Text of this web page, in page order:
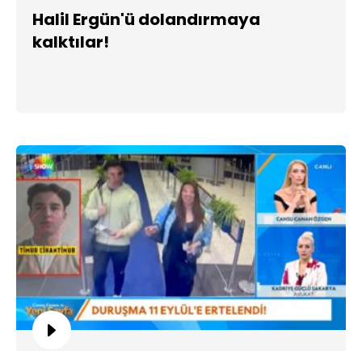
Halil Ergün'ü dolandırmaya
kalktılar!